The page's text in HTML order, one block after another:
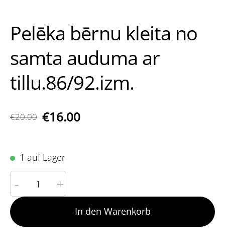
Pelēka bērnu kleita no
samta auduma ar
tillu.86/92.izm.
€20.00 €16.00
1 auf Lager
- +
In den Warenkorb